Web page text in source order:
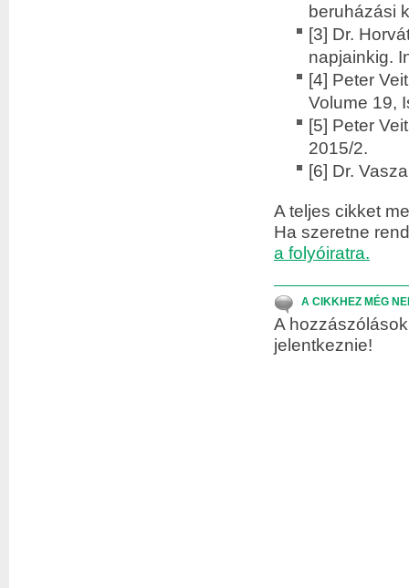
beruházási
[3] Dr.
napjainkig.
[4] Peter
Volume 19,
[5] Peter
2015/2.
[6] Dr.
A teljes cikket
Ha szeretne
a folyóiratra.
A CIKKHEZ MÉG
A
jelentkeznie!